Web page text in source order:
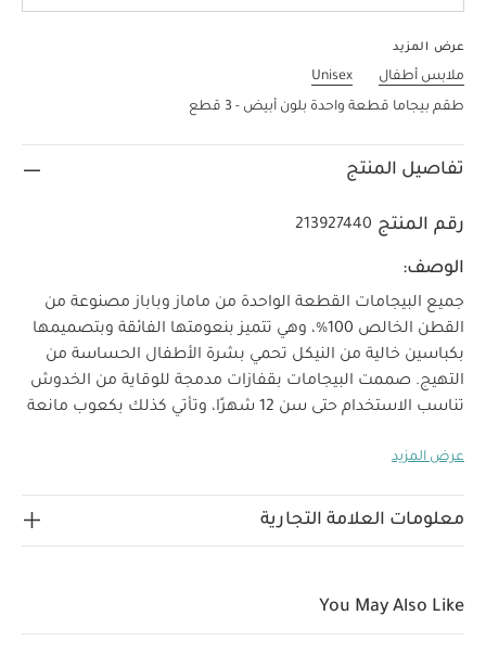
عرض المزيد
ملابس أطفال
Unisex
طقم بيجاما قطعة واحدة بلون أبيض - 3 قطع
تفاصيل المنتج
رقم المنتج 213927440
الوصف:
جميع البيجامات القطعة الواحدة من ماماز وباباز مصنوعة من
القطن الخالص 100‏%‏، وهي تتميز بنعومتها الفائقة وبتصميمها
بكباسين خالية من النيكل تحمي بشرة الأطفال الحساسة من
التهيج. صممت البيجامات بقفازات مدمجة للوقاية من الخدوش
تناسب الاستخدام حتى سن 12 شهرًا، وتأتي كذلك بكعوب مانعة
تصميم مريح ومناسب لينعم معها الأطفال بنوم هادئ كل ليلة.
باللون الأبيض من 3 قطع
شهرًا فأكثر
الخامات:
عرض المزيد
معلومات العلامة التجارية
You May Also Like